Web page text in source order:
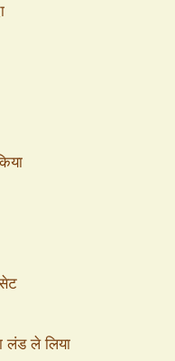
लंड ले लिया